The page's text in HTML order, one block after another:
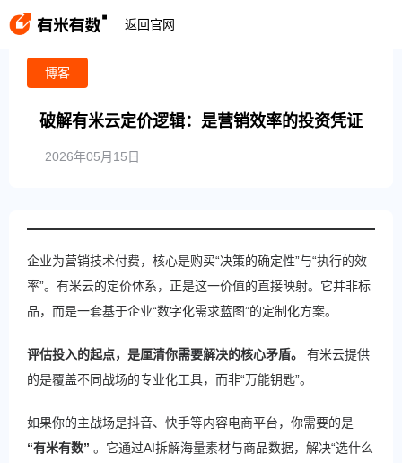
返回官网
全部内容 / 博客 / 内容
博客
破解有米云定价逻辑：是营销效率的投资凭证
2026年05月15日
企业为营销技术付费，核心是购买“决策的确定性”与“执行的效
率”。有米云的定价体系，正是这一价值的直接映射。它并非标
品，而是一套基于企业“数字化需求蓝图”的定制化方案。
评估投入的起点，是厘清你需要解决的核心矛盾。
​ 有米云提供
的是覆盖不同战场的专业化工具，而非“万能钥匙”。
如果你的主战场是抖音、快手等内容电商平台，你需要的是
“有米有数” ​ 。它通过AI拆解海量素材与商品数据，解决“选什么